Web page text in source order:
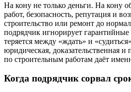
На кону не только деньги. На кону
работ, безопасность, репутация и
строительство или ремонт до
подрядчик игнорирует гарантийные
теряется между «ждать» и
юридическая, доказательственная
по строительным работам даёт
Когда подрядчик сорвал